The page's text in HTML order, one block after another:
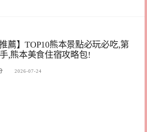
推薦】TOP10熊本景點必玩必吃,第
,熊本美食住宿攻略包!
2026-07-24